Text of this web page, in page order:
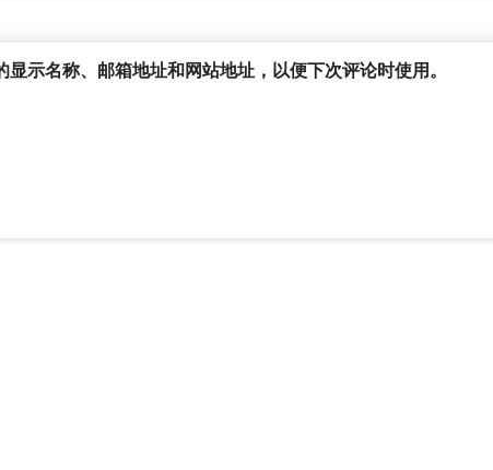
示名称、邮箱地址和网站地址，以便下次评论时使用。